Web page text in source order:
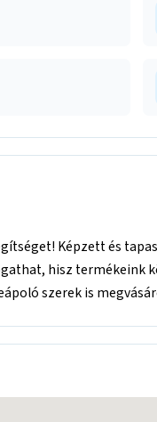
Képzett és
hisz
szerek is